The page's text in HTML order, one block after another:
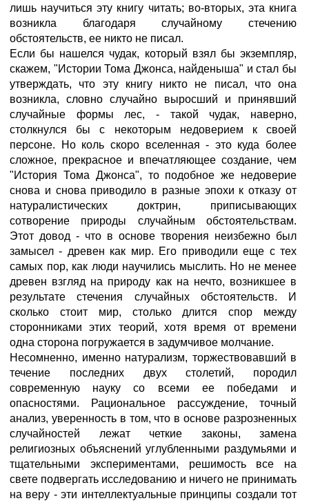
лишь научиться эту книгу читать; во-вторых, эта книга
возникла благодаря случайному стечению
обстоятельств, ее никто не писал.
Если бы нашелся чудак, который взял бы экземпляр,
скажем, "Истории Тома Джонса, найденыша" и стал бы
утверждать, что эту книгу никто не писал, что она
возникла, словно случайно выросший и принявший
случайные формы лес, - такой чудак, наверно,
столкнулся бы с некоторым недоверием к своей
персоне. Но коль скоро вселенная - это куда более
сложное, прекрасное и впечатляющее создание, чем
"История Тома Джонса", то подобное же недоверие
снова и снова приводило в разные эпохи к отказу от
натуралистических доктрин, приписывающих
сотворение природы случайным обстоятельствам.
Этот довод - что в основе творения неизбежно был
замысел - древен как мир. Его приводили еще с тех
самых пор, как люди научились мыслить. Но не менее
древен взгляд на природу как на нечто, возникшее в
результате стечения случайных обстоятельств. И
сколько стоит мир, столько длится спор между
сторонниками этих теорий, хотя время от времени
одна сторона погружается в задумчивое молчание.
Несомненно, именно натурализм, торжествовавший в
течение последних двух столетий, породил
современную науку со всеми ее победами и
опасностями. Рациональное рассуждение, точный
анализ, уверенность в том, что в основе разрозненных
случайностей лежат четкие законы, замена
религиозных объяснений углубленными раздумьями и
тщательными экспериментами, решимость все на
свете подвергать исследованию и ничего не принимать
на веру - эти интеллектуальные принципы создали тот